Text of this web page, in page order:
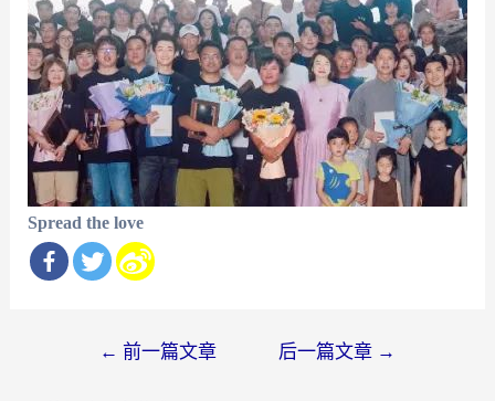
Spread the love
← 前一篇文章 后一篇文章 →